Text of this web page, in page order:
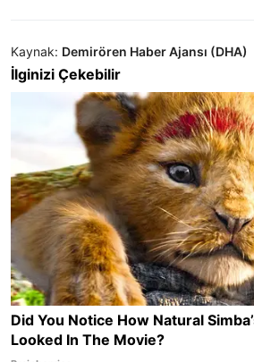
Kaynak: Demirören Haber Ajansı (DHA)